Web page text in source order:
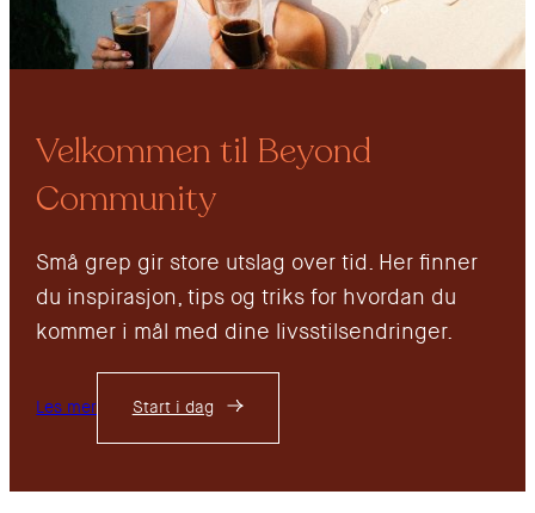
Velkommen til Beyond
Community
Små grep gir store utslag over tid. Her finner
du inspirasjon, tips og triks for hvordan du
kommer i mål med dine livsstilsendringer.
Les mer Start i dag